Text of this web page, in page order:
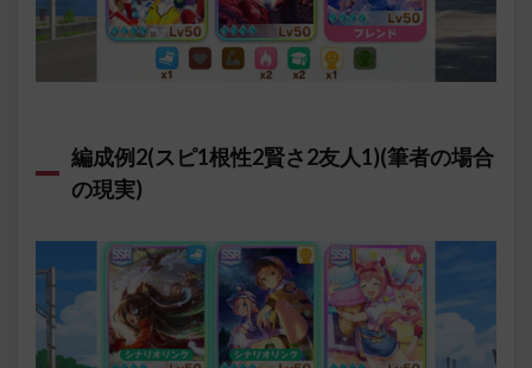
編成例2(スピ1根性2賢さ2友人1)(筆者の場合
の現実)